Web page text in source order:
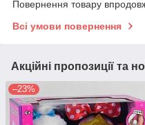
Повернення товару
Всі умови повернення
Акційні пропозиції та
–23%